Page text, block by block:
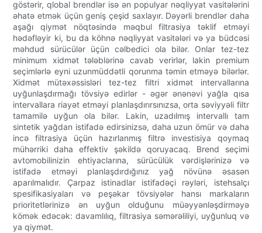
göstərir, qlobal brendlər isə ən populyar nəqliyyat vasitələrini
əhatə etmək üçün geniş çeşid saxlayır. Dəyərli brendlər daha
aşağı qiymət nöqtəsində məqbul filtrasiya təklif etməyi
hədəfləyir ki, bu da köhnə nəqliyyat vasitələri və ya büdcəsi
məhdud sürücülər üçün cəlbedici ola bilər. Onlar tez-tez
minimum xidmət tələblərinə cavab verirlər, lakin premium
seçimlərlə eyni uzunmüddətli qorunma təmin etməyə bilərlər.
Xidmət mütəxəssisləri tez-tez filtri xidmət intervallarına
uyğunlaşdırmağı tövsiyə edirlər - əgər ənənəvi yağla qısa
intervallara riayət etməyi planlaşdırırsınızsa, orta səviyyəli filtr
tamamilə uyğun ola bilər. Lakin, uzadılmış intervallı tam
sintetik yağdan istifadə edirsinizsə, daha uzun ömür və daha
incə filtrasiya üçün hazırlanmış filtrə investisiya qoymaq
mühərriki daha effektiv şəkildə qoruyacaq. Brend seçimi
avtomobilinizin ehtiyaclarına, sürücülük vərdişlərinizə və
istifadə etməyi planlaşdırdığınız yağ növünə əsasən
aparılmalıdır. Çarpaz istinadlar istifadəçi rəyləri, istehsalçı
spesifikasiyaları və peşəkar tövsiyələr hansı markaların
prioritetlərinizə ən uyğun olduğunu müəyyənləşdirməyə
kömək edəcək: davamlılıq, filtrasiya səmərəliliyi, uyğunluq və
ya qiymət.